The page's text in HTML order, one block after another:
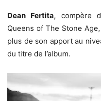
Dean Fertita, compère
Queens of The Stone
plus de son apport au
du titre de l’album.